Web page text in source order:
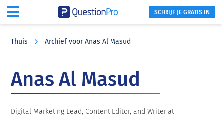
SCHRIJF JE GRATIS IN
Thuis Archief voor Anas Al Masud
Anas Al Masud
Digital Marketing Lead, Content Editor, and Writer at